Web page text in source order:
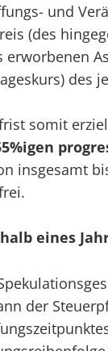
und
(des
erworbenen
des
somit
insgesamt
eines
der